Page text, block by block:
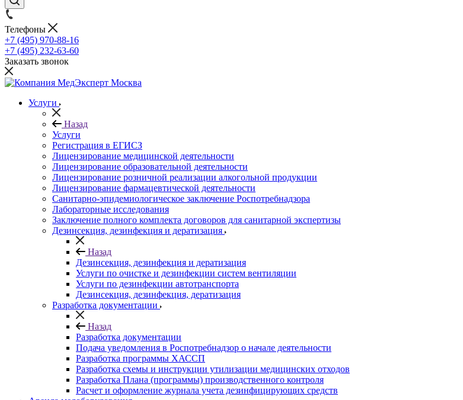
Телефоны
+7 (495) 970-88-16
+7 (495) 232-63-60
Заказать звонок
Услуги
Назад
Услуги
Регистрация в ЕГИСЗ
Лицензирование медицинской деятельности
Лицензирование образовательной деятельности
Лицензирование розничной реализации алкогольной продукции
Лицензирование фармацевтической деятельности
Санитарно-эпидемиологическое заключение Роспотребнадзора
Лабораторные исследования
Заключение полного комплекта договоров для санитарной экспертизы
Дезинсекция, дезинфекция и дератизация
Назад
Дезинсекция, дезинфекция и дератизация
Услуги по очистке и дезинфекции систем вентиляции
Услуги по дезинфекции автотранспорта
Дезинсекция, дезинфекция, дератизация
Разработка документации
Назад
Разработка документации
Подача уведомления в Роспотребнадзор о начале деятельности
Разработка программы ХАССП
Разработка схемы и инструкции утилизации медицинских отходов
Разработка Плана (программы) производственного контроля
Расчет и оформление журнала учета дезинфицирующих средств